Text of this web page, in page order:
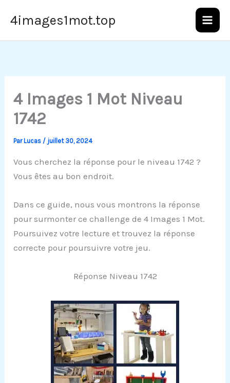
4images1mot.top
4 Images 1 Mot Niveau
1742
ParLucas / juillet 30, 2024
Vous cherchez la réponse pour le niveau 1742 ?
Vous êtes au bon endroit.
Dans ce guide, nous vous montrons la réponse
pour surmonter ce challenge de 4 Images 1 Mot.
Poursuivez votre lecture et trouvez la réponse
correcte pour poursuivre votre jeu.
Réponse Niveau 1742